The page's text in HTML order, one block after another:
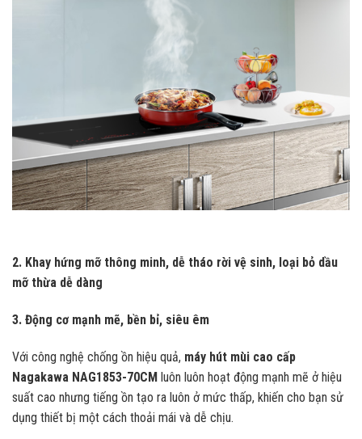
2. Khay hứng mỡ thông minh, dễ tháo rời vệ sinh, loại bỏ dầu
mỡ thừa dễ dàng
3. Động cơ mạnh mẽ, bền bỉ, siêu êm
Với công nghệ chống ồn hiệu quả, máy hút mùi cao cấp
Nagakawa NAG1853-70CM luôn luôn hoạt động mạnh mẽ ở hiệu
suất cao nhưng tiếng ồn tạo ra luôn ở mức thấp, khiến cho bạn sử
dụng thiết bị một cách thoải mái và dễ chịu.